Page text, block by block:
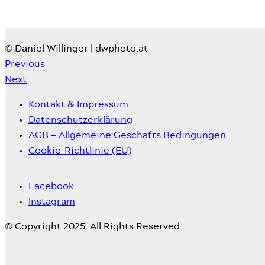
© Daniel Willinger | dwphoto.at
Previous
Next
Kontakt & Impressum
Datenschutzerklärung
AGB – Allgemeine Geschäfts Bedingungen
Cookie-Richtlinie (EU)
Facebook
Instagram
© Copyright 2025. All Rights Reserved